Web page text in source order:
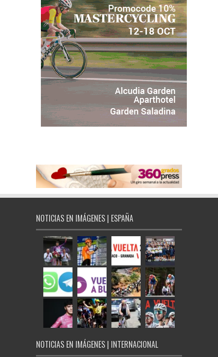
NOTICIAS EN IMÁGENES | ESPAÑA
NOTICIAS EN IMÁGENES | INTERNACIONAL